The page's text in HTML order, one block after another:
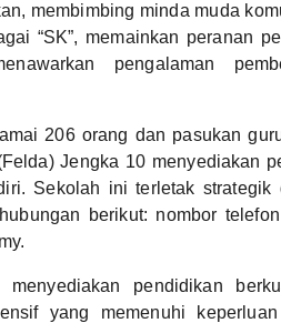
membimbing minda muda
“SK”, memainkan peranan
pengalaman
206 orang dan pasukan
Jengka 10 menyediakan
Sekolah ini terletak
berikut: nombor
menyediakan pendidikan
yang memenuhi